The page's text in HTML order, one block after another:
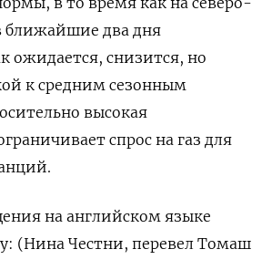
ближайшие два дня
ожидается, снизится, но
к средним сезонным
высокая
спрос на газ для
на английском языке
(Нина Честни, перевел Томаш